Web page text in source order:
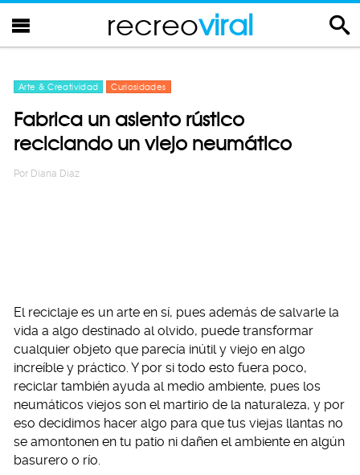
recreoviral
Arte & Creatividad Curiosidades
Fabrica un asiento rústico
reciclando un viejo neumático
Por Diana Diaz
El reciclaje es un arte en sí, pues además de salvarle la
vida a algo destinado al olvido, puede transformar
cualquier objeto que parecía inútil y viejo en algo
increíble y práctico. Y por si todo esto fuera poco,
reciclar también ayuda al medio ambiente, pues los
neumáticos viejos son el martirio de la naturaleza, y por
eso decidimos hacer algo para que tus viejas llantas no
se amontonen en tu patio ni dañen el ambiente en algún
basurero o río.